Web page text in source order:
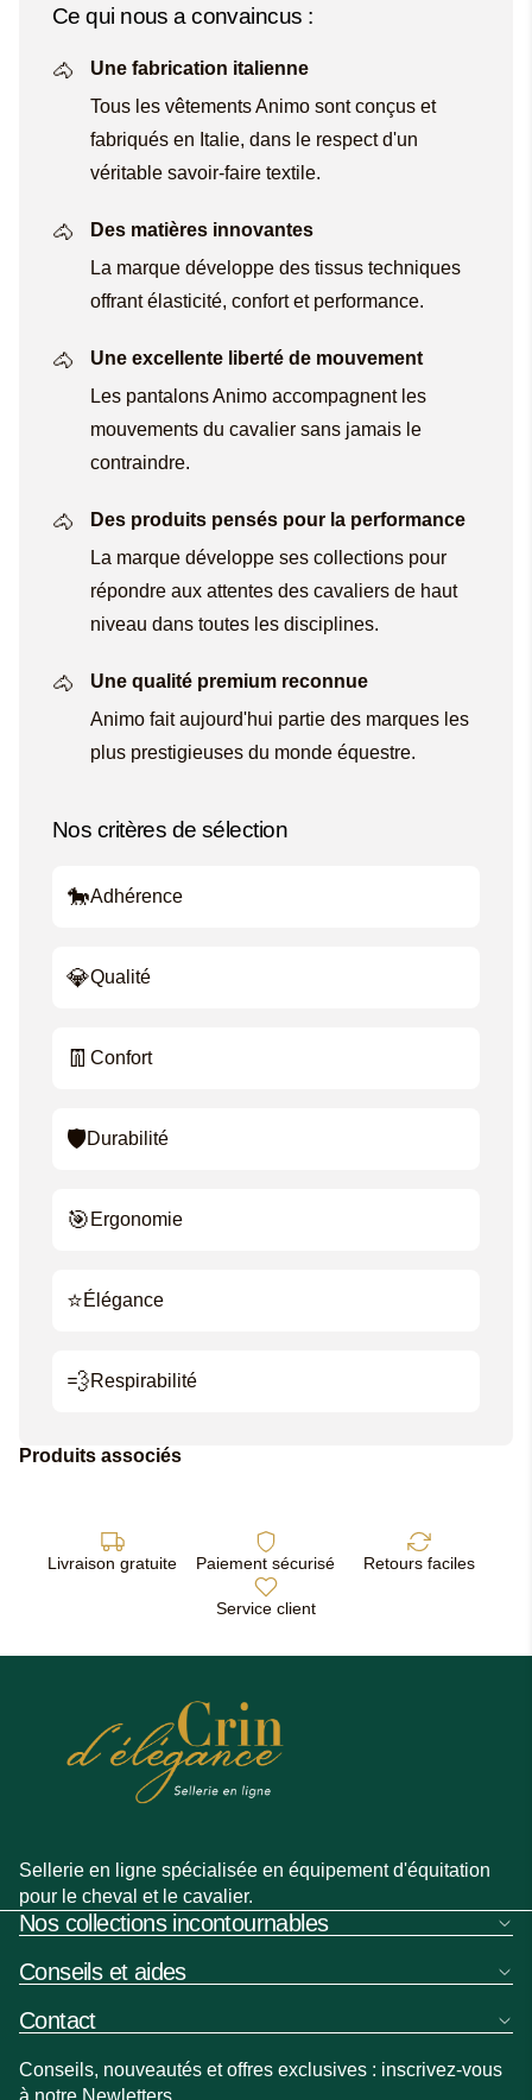
Ce qui nous a convaincus :
Une fabrication italienne
Tous les vêtements Animo sont conçus et
fabriqués en Italie, dans le respect d'un
véritable savoir-faire textile.
Des matières innovantes
La marque développe des tissus techniques
offrant élasticité, confort et performance.
Une excellente liberté de mouvement
Les pantalons Animo accompagnent les
mouvements du cavalier sans jamais le
contraindre.
Des produits pensés pour la performance
La marque développe ses collections pour
répondre aux attentes des cavaliers de haut
niveau dans toutes les disciplines.
Une qualité premium reconnue
Animo fait aujourd'hui partie des marques les
plus prestigieuses du monde équestre.
Nos critères de sélection
🐎Adhérence
💎Qualité
👖 Confort
🛡️Durabilité
🎯 Ergonomie
⭐Élégance
💨Respirabilité
Produits associés
Livraison gratuite Paiement sécurisé Retours faciles
Service client
Sellerie en ligne spécialisée en équipement d'équitation
pour le cheval et le cavalier.
Nos collections incontournables
Conseils et aides
Contact
Conseils, nouveautés et offres exclusives : inscrivez-vous
à notre Newletters